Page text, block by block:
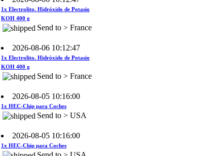
KOH 400 g
Send to > France
2026-08-06 10:12:47
KOH 400 g
Send to > France
2026-08-05 10:16:00
Send to > USA
2026-08-05 10:16:00
Send to > USA